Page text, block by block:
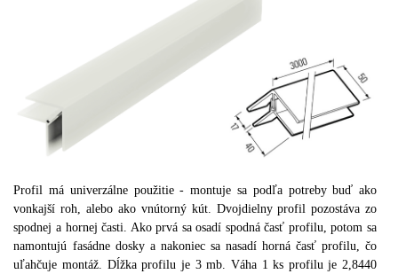
Profil má univerzálne použitie - montuje sa podľa potreby buď ako
vonkajší roh, alebo ako vnútorný kút.
Dvojdielny profil pozostáva zo
spodnej a hornej časti.
Ako prvá sa osadí spodná časť profilu, potom sa
namontujú fasádne dosky a nakoniec sa nasadí horná časť profilu, čo
uľahčuje montáž.
Dĺžka profilu je 3 mb.
Váha 1 ks profilu je 2,8440